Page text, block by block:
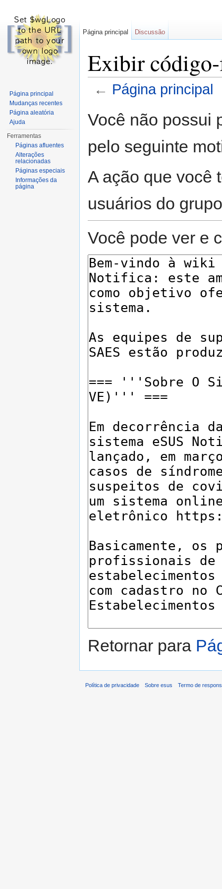
Exibir
← Página principal
Você não possui
pelo seguinte
A ação que você
usuários do
Você pode ver e
Retornar para
Página principal Discussão
Página principal
Mudanças recentes
Página aleatória
Ajuda
Ferramentas
Páginas afluentes
Alterações
relacionadas
Páginas especiais
Informações da
página
Política de privacidade Sobre esus Termo de